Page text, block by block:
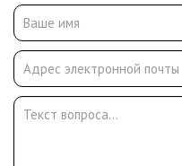
городах России.
занимала морская
человека у моря,
Многочисленные
Заполярью, Северному
стали источником
тематических картин.